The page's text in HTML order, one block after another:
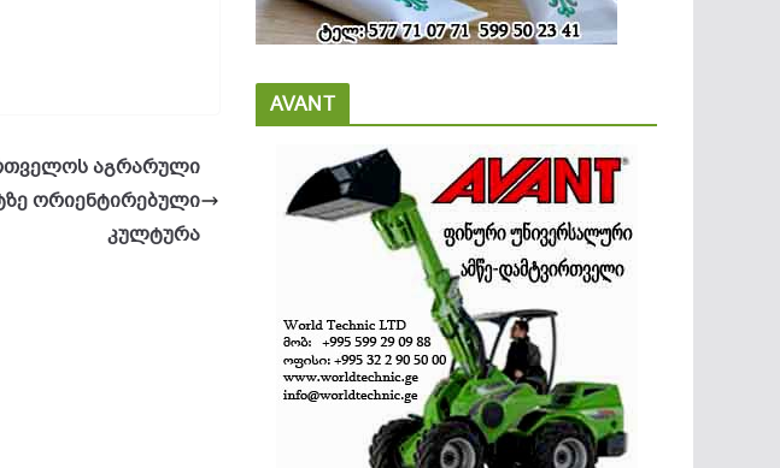
აგრარული
ორიენტირებული
კულტურა
AVANT